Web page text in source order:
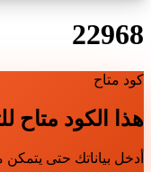
22968
كود متاح
هذا الكود متاح
أدخل بياناتك حتى